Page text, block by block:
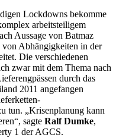
Lockdowns bekomme
arbeitsteiligem
Aussage von Batmaz
Abhängigkeiten in der
Die verschiedenen
zwar mit dem Thema nach
durch das
2011 angefangen
tun. „Krisenplanung kann
sagte Ralf Dumke,
1 der AGCS.